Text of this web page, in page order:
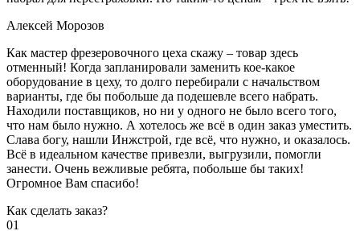
Алексей Морозов
Как мастер фрезеровочного цеха скажу – товар здесь
отменный! Когда запланировали заменить кое-какое
оборудование в цеху, то долго перебирали с начальством
варианты, где бы побольше да подешевле всего набрать.
Находили поставщиков, но ни у одного не было всего того,
что нам было нужно. А хотелось же всё в один заказ уместить.
Слава богу, нашли Инжстрой, где всё, что нужно, и оказалось.
Всё в идеальном качестве привезли, выгрузили, помогли
занести. Очень вежливые ребята, побольше бы таких!
Огромное Вам спасибо!
Как сделать заказ?
01